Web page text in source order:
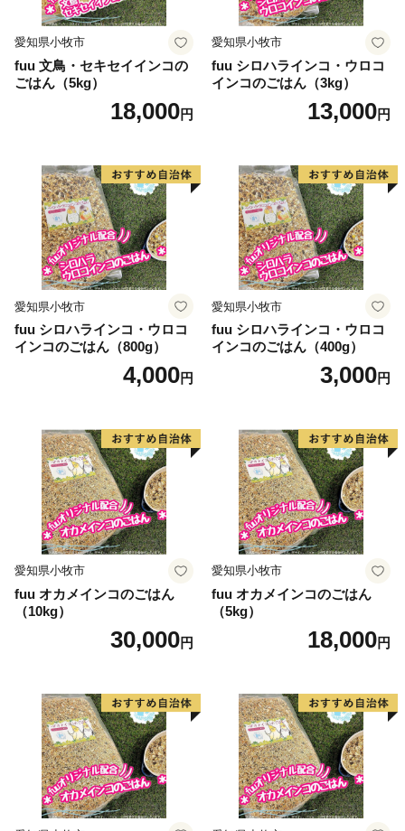
愛知県小牧市
fuu 文鳥・セキセイインコの
ごはん（5kg）
18,000円
愛知県小牧市
fuu シロハラインコ・ウロコ
インコのごはん（3kg）
13,000円
愛知県小牧市
fuu シロハラインコ・ウロコ
インコのごはん（800g）
4,000円
愛知県小牧市
fuu シロハラインコ・ウロコ
インコのごはん（400g）
3,000円
愛知県小牧市
fuu オカメインコのごはん
（10kg）
30,000円
愛知県小牧市
fuu オカメインコのごはん
（5kg）
18,000円